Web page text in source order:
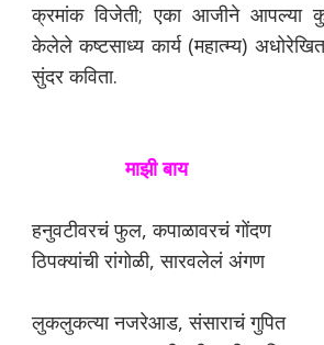
क्रमांक विजेती; एका आजीने आपल्या
केलेले कष्टसाध्य कार्य (महात्म्य)
सुंदर कविता.
माझी बाय
हनुवटीवरचं फुल, कपाळावरचं गोंदण
ठिपक्यांची रांगोळी, सारवलेलं अंगण
लुकलुकत्या नजरेआड, संसाराचं गुपित